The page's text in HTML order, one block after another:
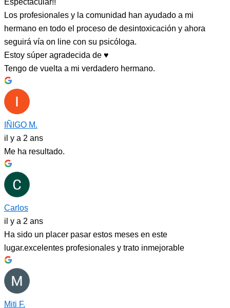
Espectacular!!
Los profesionales y la comunidad han ayudado a mi
hermano en todo el proceso de desintoxicación y ahora
seguirá vía on line con su psicóloga.
Estoy súper agradecida de ♥️
Tengo de vuelta a mi verdadero hermano.
IÑIGO M.
il y a 2 ans
Me ha resultado.
Carlos
il y a 2 ans
Ha sido un placer pasar estos meses en este
lugar.excelentes profesionales y trato inmejorable
Miti F.